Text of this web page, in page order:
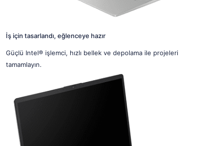
İş için tasarlandı, eğlenceye hazır
Güçlü Intel® işlemci, hızlı bellek ve depolama ile projeleri
tamamlayın.